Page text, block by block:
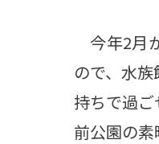
今年2月
ので、水
持ちで過
前公園の素